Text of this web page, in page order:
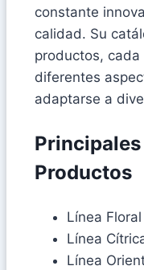
constante
calidad. Su
productos,
diferentes
adaptarse a
Productos
Línea Floral
Línea
Línea